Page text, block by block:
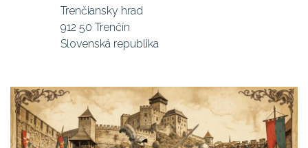
Trenčiansky hrad
912 50 Trenčín
Slovenská republika